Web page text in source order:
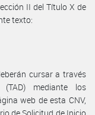
II del Título X de
texto:
cursar a través
mediante los
web de esta CNV,
de Solicitud de Inicio